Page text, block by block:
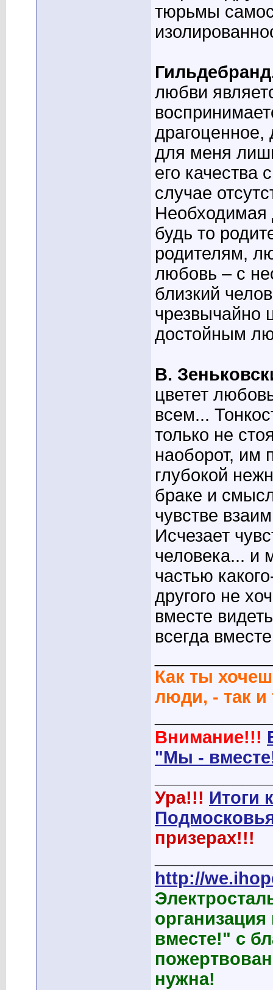
тюрьмы
любви
драгоценное,
для меня
его качества
случае
Необходимая
будь то
родителям,
любовь – с
близкий
чрезвычайно
достойным
В.
цветет
всем...
только не
наоборот, им
глубокой
браке и
чувстве
Исчезает
человека... и
частью
другого не
вместе
всегда
Как ты
люди, - так
Внимание!!!
"Мы -
Ура!!! Итоги
призерах!!!
http://
вместе!" с
нужна!